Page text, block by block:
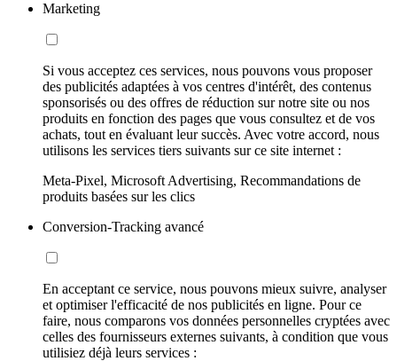
Marketing
Si vous acceptez ces services, nous pouvons vous proposer
des publicités adaptées à vos centres d'intérêt, des contenus
sponsorisés ou des offres de réduction sur notre site ou nos
produits en fonction des pages que vous consultez et de vos
achats, tout en évaluant leur succès. Avec votre accord, nous
utilisons les services tiers suivants sur ce site internet :
Meta-Pixel, Microsoft Advertising, Recommandations de
produits basées sur les clics
Conversion-Tracking avancé
En acceptant ce service, nous pouvons mieux suivre, analyser
et optimiser l'efficacité de nos publicités en ligne. Pour ce
faire, nous comparons vos données personnelles cryptées avec
celles des fournisseurs externes suivants, à condition que vous
utilisiez déjà leurs services :